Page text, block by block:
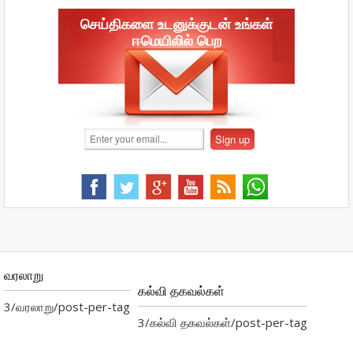
செய்திகளை உடனுக்குடன் உங்கள்
ஈமெயிலில் பெற
வரலாறு
3/வரலாறு/post-per-tag
கல்வி தகவல்கள்
3/கல்வி தகவல்கள்/post-per-tag